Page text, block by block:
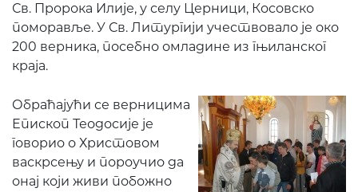
Св. Пророка Илије, у селу Церници, Косовско
поморавље. У Св. Литургији учествовало је око
200 верника, посебно омладине из гњиланског
краја.
Обраћајући се верницима
Епископ Теодосије је
говорио о Христовом
васкрсењу и пороучио да
онај који живи побожно